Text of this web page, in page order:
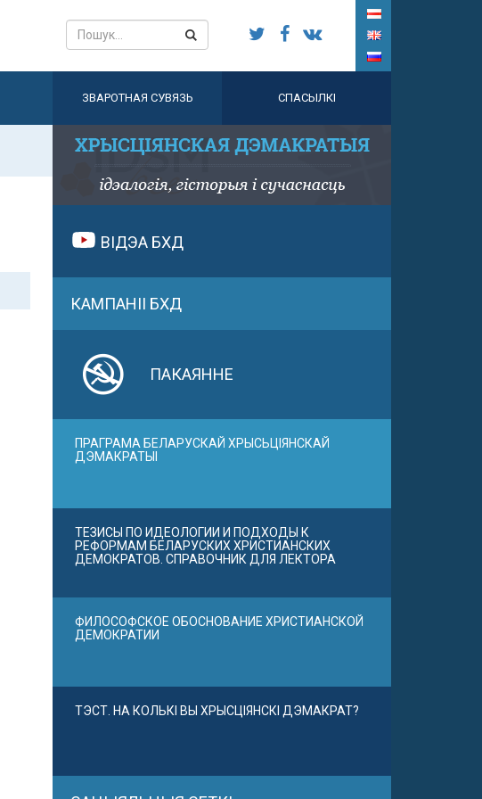
ЗВАРОТНАЯ СУВЯЗЬ СПАСЫЛКІ
ВІДЭА БХД
КАМПАНІІ БХД
ПАКАЯННЕ
ПРАГРАМА БЕЛАРУСКАЙ ХРЫСЬЦІЯНСКАЙ
ДЭМАКРАТЫІ
ТЕЗИСЫ ПО ИДЕОЛОГИИ И ПОДХОДЫ К
РЕФОРМАМ БЕЛАРУСКИХ ХРИСТИАНСКИХ
ДЕМОКРАТОВ. СПРАВОЧНИК ДЛЯ ЛЕКТОРА
ФИЛОСОФСКОЕ ОБОСНОВАНИЕ ХРИСТИАНСКОЙ
ДЕМОКРАТИИ
ТЭСТ. НА КОЛЬКІ ВЫ ХРЫСЦІЯНСКІ ДЭМАКРАТ?